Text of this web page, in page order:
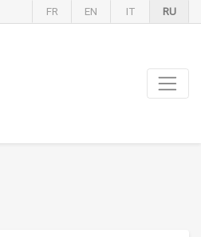
FR EN IT RU